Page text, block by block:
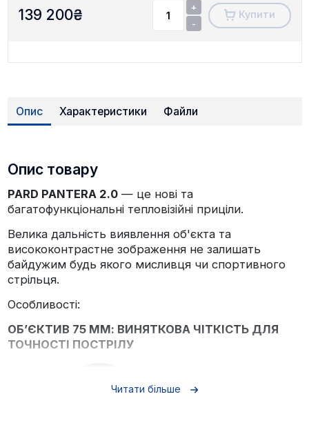
139 200₴
+
-
Купити
Опис Характеристики Файли
Опис товару
PARD PANTERA 2.0— це нові та
багатофункціональні тепловізійні приціли.
Велика дальність виявлення об'єкта та
висококонтрастне зображення не залишать
байдужим будь якого мисливця чи спортивного
стрільця.
Особливості:
ОБ’ЄКТИВ 75 ММ: ВИНЯТКОВА ЧІТКІСТЬ ДЛЯ
ТОЧНОСТІ ПОСТРІЛУ
Читати більше